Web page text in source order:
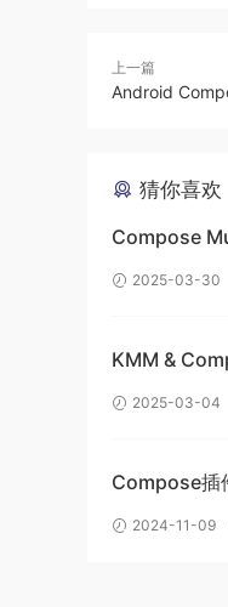
上一篇
Android
猜你喜欢
Compose
2025-03-30
KMM &
构建高效的
2025-03-04
Compose插
带你入门插件
2024-11-09